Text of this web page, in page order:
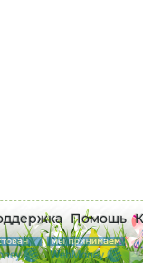
Помощь